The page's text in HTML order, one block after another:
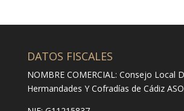
DATOS FISCALES
NOMBRE COMERCIAL: Consejo Local
Hermandades Y Cofradías de Cádiz